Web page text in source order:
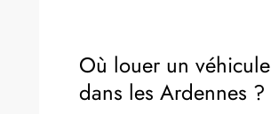
Où louer un véhicule
dans les Ardennes ?